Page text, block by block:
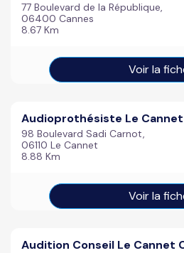
77 Boulevard de la République,
06400 Cannes
8.67 Km
Voir la
Audioprothésiste Le
98 Boulevard Sadi Carnot,
06110 Le Cannet
8.88 Km
Voir la
Audition Conseil Le Cannet